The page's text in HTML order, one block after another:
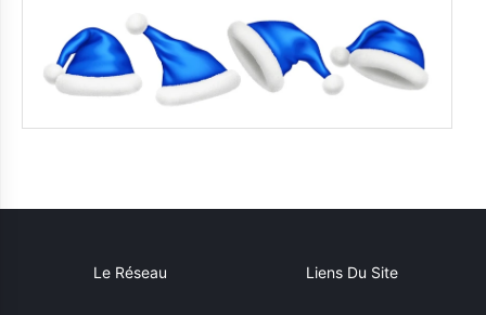
Le Réseau Liens Du Site